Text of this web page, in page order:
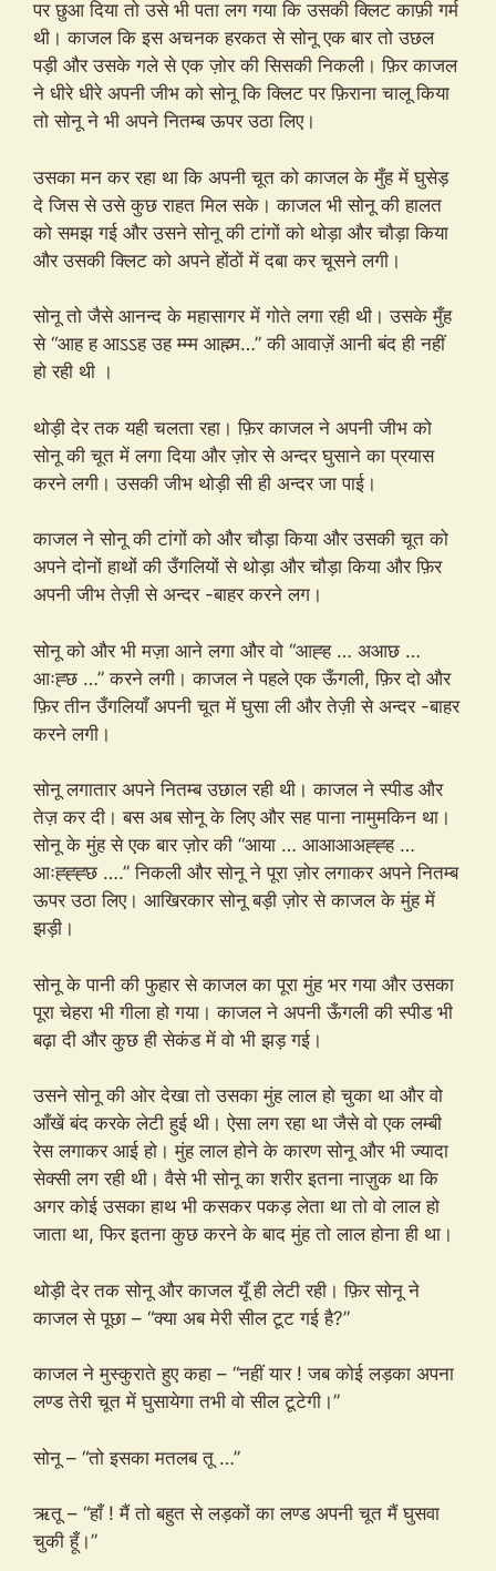
पर छुआ दिया तो उसे भी पता लग गया कि उसकी क्लिट काफ़ी गर्म
थी। काजल कि इस अचनक हरकत से सोनू एक बार तो उछल
पड़ी और उसके गले से एक ज़ोर की सिसकी निकली। फ़िर काजल
ने धीरे धीरे अपनी जीभ को सोनू कि क्लिट पर फ़िराना चालू किया
तो सोनू ने भी अपने नितम्ब ऊपर उठा लिए।
उसका मन कर रहा था कि अपनी चूत को काजल के मुँह में घुसेड़
दे जिस से उसे कुछ राहत मिल सके। काजल भी सोनू की हालत
को समझ गई और उसने सोनू की टांगों को थोड़ा और चौड़ा किया
और उसकी क्लिट को अपने होंठों में दबा कर चूसने लगी।
सोनू तो जैसे आनन्द के महासागर में गोते लगा रही थी। उसके मुँह
से “आह ह आऽऽह उह म्म्म आह्म्म…” की आवाज़ें आनी बंद ही नहीं
हो रही थी ।
थोड़ी देर तक यही चलता रहा। फ़िर काजल ने अपनी जीभ को
सोनू की चूत में लगा दिया और ज़ोर से अन्दर घुसाने का प्रयास
करने लगी। उसकी जीभ थोड़ी सी ही अन्दर जा पाई।
काजल ने सोनू की टांगों को और चौड़ा किया और उसकी चूत को
अपने दोनों हाथों की उँगलियों से थोड़ा और चौड़ा किया और फ़िर
अपनी जीभ तेज़ी से अन्दर -बाहर करने लग।
सोनू को और भी मज़ा आने लगा और वो “आह्ह … अआछ …
आःह्छ …” करने लगी। काजल ने पहले एक ऊँगली, फ़िर दो और
फ़िर तीन उँगलियाँ अपनी चूत में घुसा ली और तेज़ी से अन्दर -बाहर
करने लगी।
सोनू लगातार अपने नितम्ब उछाल रही थी। काजल ने स्पीड और
तेज़ कर दी। बस अब सोनू के लिए और सह पाना नामुमकिन था।
सोनू के मुंह से एक बार ज़ोर की “आया … आआआअह्ह्ह …
आःह्ह्ह्छ ….” निकली और सोनू ने पूरा ज़ोर लगाकर अपने नितम्ब
ऊपर उठा लिए। आखिरकार सोनू बड़ी ज़ोर से काजल के मुंह में
झड़ी।
सोनू के पानी की फुहार से काजल का पूरा मुंह भर गया और उसका
पूरा चेहरा भी गीला हो गया। काजल ने अपनी ऊँगली की स्पीड भी
बढ़ा दी और कुछ ही सेकंड में वो भी झड़ गई।
उसने सोनू की ओर देखा तो उसका मुंह लाल हो चुका था और वो
आँखें बंद करके लेटी हुई थी। ऐसा लग रहा था जैसे वो एक लम्बी
रेस लगाकर आई हो। मुंह लाल होने के कारण सोनू और भी ज्यादा
सेक्सी लग रही थी। वैसे भी सोनू का शरीर इतना नाज़ुक था कि
अगर कोई उसका हाथ भी कसकर पकड़ लेता था तो वो लाल हो
जाता था, फिर इतना कुछ करने के बाद मुंह तो लाल होना ही था।
थोड़ी देर तक सोनू और काजल यूँ ही लेटी रही। फ़िर सोनू ने
काजल से पूछा – “क्या अब मेरी सील टूट गई है?”
काजल ने मुस्कुराते हुए कहा – “नहीं यार ! जब कोई लड़का अपना
लण्ड तेरी चूत में घुसायेगा तभी वो सील टूटेगी।”
सोनू – “तो इसका मतलब तू …”
ऋतू – “हाँ ! मैं तो बहुत से लड़कों का लण्ड अपनी चूत मैं घुसवा
चुकी हूँ।”